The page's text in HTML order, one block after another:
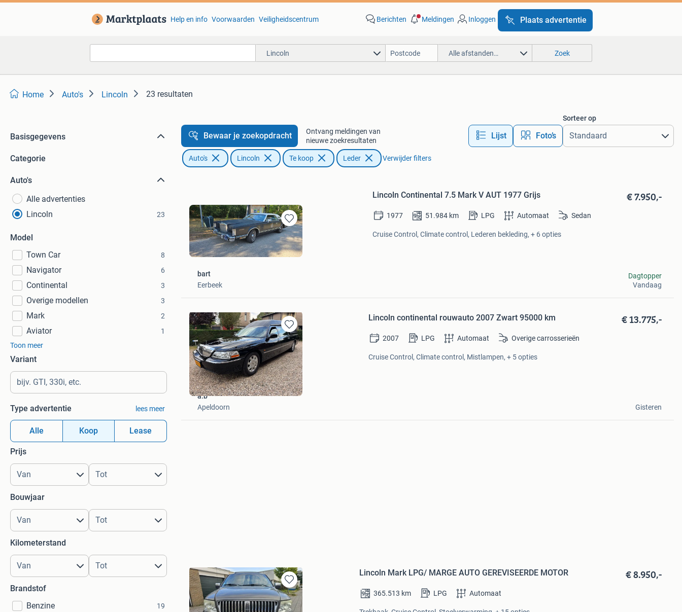
Help en info Voorwaarden Veiligheidscentrum Berichten Meldingen Inloggen Plaats advertentie
Lincoln Alle afstanden… Zoek
Home Auto's Lincoln 23 resultaten
Basisgegevens
Categorie
Auto's
Alle advertenties
Lincoln
23
Model
Town Car
8
Navigator 6
Continental 3
Overige modellen 3
Mark 2
Aviator
1
Toon meer
Variant
Type advertentie lees meer
Alle Koop Lease
Prijs
Bouwjaar
Kilometerstand
Brandstof
Benzine
19
Bewaar je zoekopdracht
Ontvang meldingen van
nieuwe zoekresultaten
Lijst Foto’s
Sorteer op
Auto's Lincoln Te koop Leder Verwijder filters
Bewaren
in
Mijn
Favorieten
Lincoln Continental 7.5 Mark V AUT 1977 Grijs € 7.950,-
1977 51.984 km LPG Automaat Sedan
Cruise Control, Climate control, Lederen bekleding, + 6 opties
bart
Eerbeek
Dagtopper
Vandaag
Bewaren
in
Mijn
Favorieten
Lincoln continental rouwauto 2007 Zwart 95000 km € 13.775,-
2007 LPG Automaat Overige carrosserieën
Cruise Control, Climate control, Mistlampen, + 5 opties
a.b
Apeldoorn
Gisteren
Bewaren
in
Mijn
Lincoln Mark LPG/ MARGE AUTO GEREVISEERDE MOTOR € 8.950,-
365.513 km LPG Automaat